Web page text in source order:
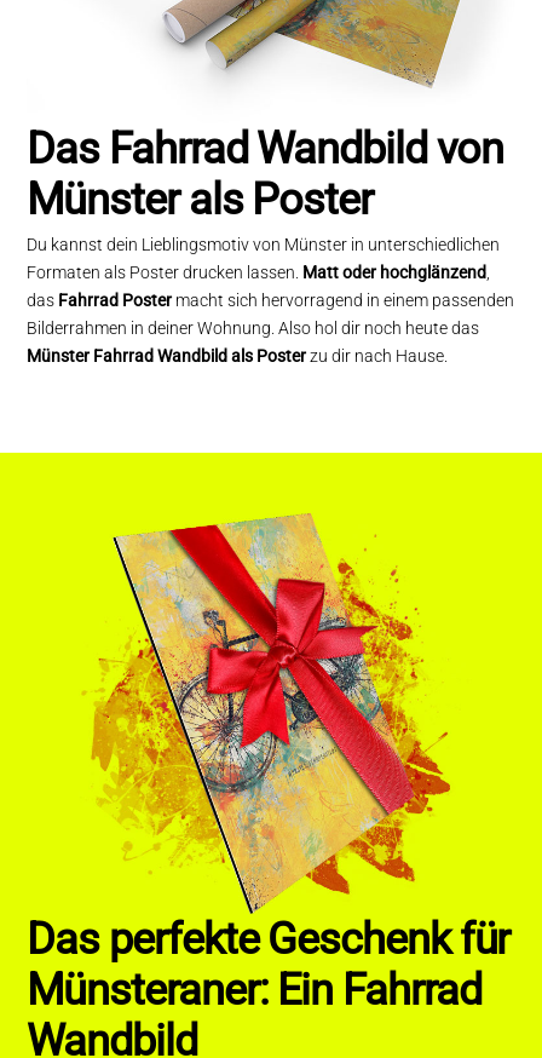
Das Fahrrad Wandbild von
Münster als Poster
Du kannst dein Lieblingsmotiv von Münster in unterschiedlichen
Formaten als Poster drucken lassen. Matt oder hochglänzend
das Fahrrad Postermacht sich hervorragend in einem passenden
Bilderrahmen in deiner Wohnung. Also hol dir noch heute das
Münster Fahrrad Wandbild als Posterzu dir nach Hause.
Das perfekte Geschenk für
Münsteraner: Ein Fahrrad
Wandbild